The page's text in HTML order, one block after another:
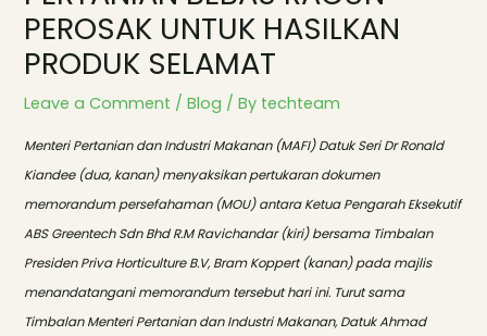
PEROSAK UNTUK HASILKAN
PRODUK SELAMAT
Leave a Comment /Blog / By techteam
Menteri Pertanian dan Industri Makanan (MAFI) Datuk Seri Dr Ronald
Kiandee (dua, kanan) menyaksikan pertukaran dokumen
memorandum persefahaman (MOU) antara Ketua Pengarah Eksekutif
ABS Greentech Sdn Bhd R.M Ravichandar (kiri) bersama Timbalan
Presiden Priva Horticulture B.V, Bram Koppert (kanan) pada majlis
menandatangani memorandum tersebut hari ini. Turut sama
Timbalan Menteri Pertanian dan Industri Makanan, Datuk Ahmad